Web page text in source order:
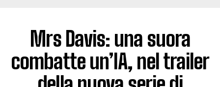
Mrs Davis: una suora
combatte un’IA, nel trailer